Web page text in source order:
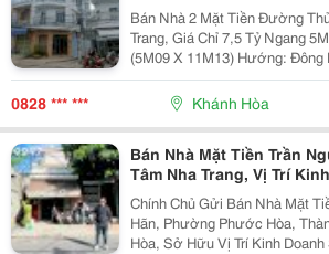
Bán Nhà 2 Mặt Tiền Đường
Trang, Giá Chỉ 7,5 Tỷ Ngang 5M Diện Tích: 59,8M2
(5M09 X 11M13) Hướng: Đông Nam - Đông Bắc Đường
Hiện Trạng Rộng: 16M Và Hẻm Qh
0828 *** *** Khánh Hòa
Bán Nhà Mặt Tiền Trần
Tâm Nha Trang, Vị Trí
Tỷ
Chính Chủ Gửi Bán Nhà Mặt
Hãn, Phường Phước Hòa,
Hòa, Sở Hữu Vị Trí Kinh